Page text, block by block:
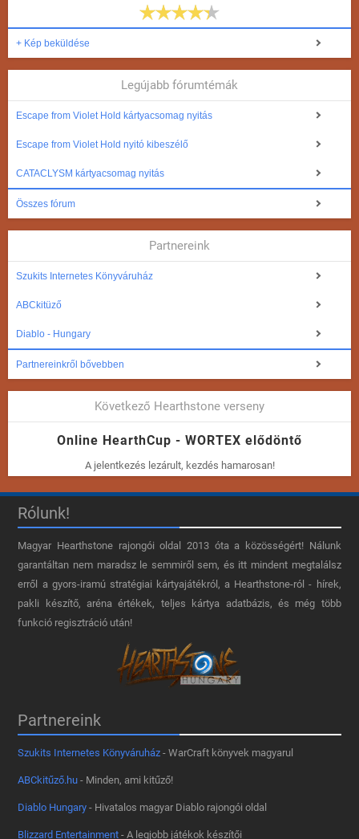
+ Kép beküldése
Legújabb fórumtémák
Escape from Violet Hold kártyacsomag nyitás
Escape from Violet Hold nyitó kibeszélő
CATACLYSM kártyacsomag nyitás
Összes fórum
Partnereink
Szukits Internetes Könyváruház
ABCkitüző
Diablo - Hungary
Partnereinkről bővebben
Következő Hearthstone verseny
Online HearthCup - WORTEX elődöntő
A jelentkezés lezárult, kezdés hamarosan!
Rólunk!
Magyar Hearthstone​ rajongói oldal 2013 óta a közösségért! Nálunk
garantáltan nem maradsz le semmiről sem, és itt mindent megtalálsz
erről a gyors-iramú stratégiai kártyajátékról, a Hearthstone-ról - hírek,
pakli készítő, aréna értékek, teljes kártya adatbázis, és még több
funkció regisztráció után!
Partnereink
Szukits Internetes Könyváruház - WarCraft könyvek magyarul
ABCkitűző.hu - Minden, ami kitűző!
Diablo Hungary - Hivatalos magyar Diablo rajongói oldal
Blizzard Entertainment - A legjobb játékok készítői